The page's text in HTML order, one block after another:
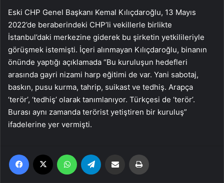
Eski CHP Genel Başkanı Kemal Kılıçdaroğlu, 13 Mayıs
2022’de beraberindeki CHP’li vekillerle birlikte
İstanbul’daki merkezine giderek bu şirketin yetkilileriyle
görüşmek istemişti. İçeri alınmayan Kılıçdaroğlu, binanın
önünde yaptığı açıklamada “Bu kuruluşun hedefleri
arasında gayri nizami harp eğitimi de var. Yani sabotaj,
baskın, pusu kurma, tahrip, suikast ve tedhiş. Arapça
‘terör’, ‘tedhiş’ olarak tanımlanıyor. Türkçesi de ‘terör’.
Burası aynı zamanda terörist yetiştiren bir kuruluş”
ifadelerine yer vermişti.
Facebook WhatsApp Email'den paylaş